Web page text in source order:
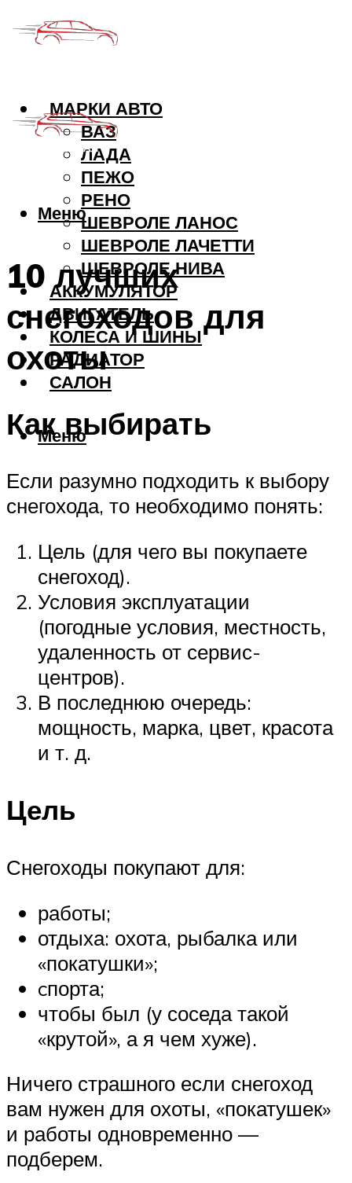
МАРКИ АВТО
ВАЗ
ЛАДА
ПЕЖО
РЕНО
ШЕВРОЛЕ ЛАНОС
ШЕВРОЛЕ ЛАЧЕТТИ
ШЕВРОЛЕ НИВА
АККУМУЛЯТОР
ДВИГАТЕЛЬ
КОЛЕСА И ШИНЫ
РАДИАТОР
САЛОН
Меню
Меню
10 лучших
снегоходов для
охоты
Как выбирать
Если разумно подходить к выбору
снегохода, то необходимо понять:
Цель (для чего вы покупаете
снегоход).
Условия эксплуатации
(погодные условия, местность,
удаленность от сервис-
центров).
В последнюю очередь:
мощность, марка, цвет, красота
и т. д.
Цель
Снегоходы покупают для:
работы;
отдыха: охота, рыбалка или
«покатушки»;
cпорта;
чтобы был (у соседа такой
«крутой», а я чем хуже).
Ничего страшного если снегоход
вам нужен для охоты, «покатушек»
и работы одновременно —
подберем.